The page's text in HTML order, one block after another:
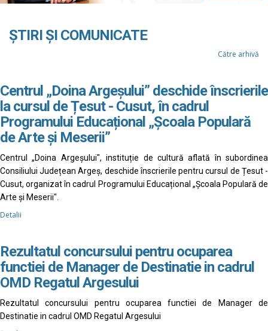
ȘTIRI ȘI COMUNICATE
Către arhivă
Centrul „Doina Argeșului” deschide înscrierile
la cursul de Țesut - Cusut, în cadrul
Programului Educațional „Școala Populară
de Arte și Meserii”
Centrul „Doina Argeșului", instituție de cultură aflată în subordinea
Consiliului Județean Argeș, deschide înscrierile pentru cursul de Țesut -
Cusut, organizat în cadrul Programului Educațional „Școala Populară de
Arte și Meserii".
Detalii
Rezultatul concursului pentru ocuparea
functiei de Manager de Destinatie in cadrul
OMD Regatul Argesului
Rezultatul concursului pentru ocuparea functiei de Manager de
Destinatie in cadrul OMD Regatul Argesului